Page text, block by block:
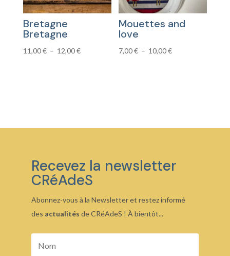
Bretagne
Bretagne
11,00€ – 12,00€Plage
Mouettes and
love
7,00€ – 10,00€Plage
Recevez la newsletter
CRéAdeS
Abonnez-vous à la Newsletter et restez informé
des actualités de CRéAdeS ! À bientôt...